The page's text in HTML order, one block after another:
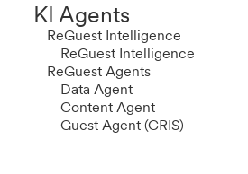
KI Agents
ReGuest Intelligence
ReGuest Intelligence
ReGuest Agents
Data Agent
Content Agent
Guest Agent (CRIS)